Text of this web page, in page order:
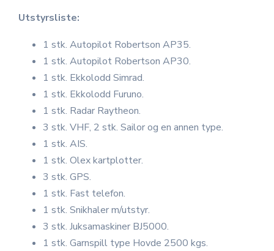
Utstyrsliste:
1 stk. Autopilot Robertson AP35.
1 stk. Autopilot Robertson AP30.
1 stk. Ekkolodd Simrad.
1 stk. Ekkolodd Furuno.
1 stk. Radar Raytheon.
3 stk. VHF, 2 stk. Sailor og en annen type.
1 stk. AIS.
1 stk. Olex kartplotter.
3 stk. GPS.
1 stk. Fast telefon.
1 stk. Snikhaler m/utstyr.
3 stk. Juksamaskiner BJ5000.
1 stk. Garnspill type Hovde 2500 kgs.